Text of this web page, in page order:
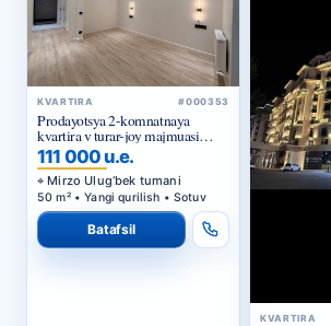
KVARTIRA #000353
Prodayotsya 2-komnatnaya
kvartira v turar-joy majmuasi
«Darkhan Avenue»
111 000 u.e.
Mirzo Ulug‘bek tumani
50 m² • Yangi qurilish • Sotuv
Batafsil
KVARTIRA